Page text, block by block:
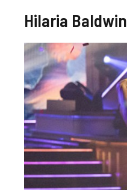
Hilaria Baldwin